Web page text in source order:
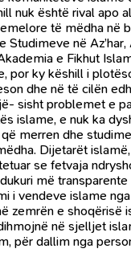
nuk është rival apo
të mëdha në
Studimeve në
e Fikhut
por ky këshill i
dhe në të cilën
sisht problemet e
islame, e nuk ka
merren dhe
Dijetarët
se fetvaja
më
i vendeve islame
zemrën e shoqërisë
në sjelljet
për dallim nga